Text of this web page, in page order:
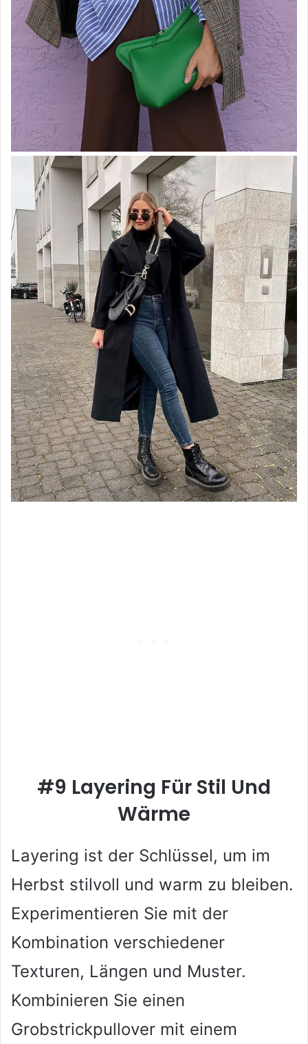
#9 Layering Für Stil Und
Wärme
Layering ist der Schlüssel, um im
Herbst stilvoll und warm zu bleiben.
Experimentieren Sie mit der
Kombination verschiedener
Texturen, Längen und Muster.
Kombinieren Sie einen
Grobstrickpullover mit einem